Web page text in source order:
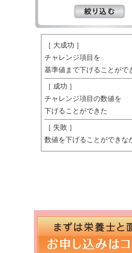
［ 大成功 ］
チャレンジ項目を
基準値まで下げることがで
［ 成功 ］
チャレンジ項目の数値を
下げることができた
［ 失敗 ］
数値を下げることができな